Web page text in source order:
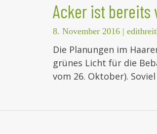
Acker ist bereits
8. November 2016 |
Die Planungen im
grünes Licht für die
vom 26. Oktober).